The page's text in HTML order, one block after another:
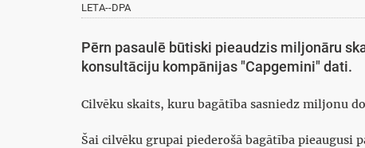
LETA--DPA
Pērn pasaulē būtiski pieaudzis miljonāru
konsultāciju kompānijas "Capgemini" dati.
Cilvēku skaits, kuru bagātība sasniedz miljonu
Šai cilvēku grupai piederošā bagātība